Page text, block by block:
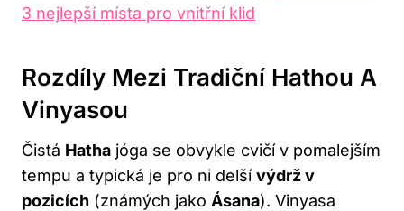
3 nejlepší místa pro vnitřní klid
Rozdíly Mezi Tradiční Hathou A
Vinyasou
Čistá Hatha jóga se obvykle cvičí v pomalejším
tempu a typická je pro ni delšívýdrž v
pozicích (známých jako Ásana). Vinyasa